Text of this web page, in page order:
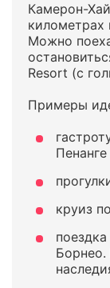
Камерон-
километрах
Можно
Resort (с
Примеры
круиз
Борнео.